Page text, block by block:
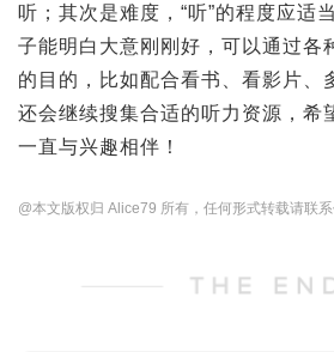
听；其次是难度，“听”的程度应适
子能明白大意刚刚好，可以通过各
的目的，比如配合看书、看影片
还会继续搜集合适的听力资源，希
一直与兴趣相伴！
@本文版权归 Alice79 所有，任何形式转载请联系